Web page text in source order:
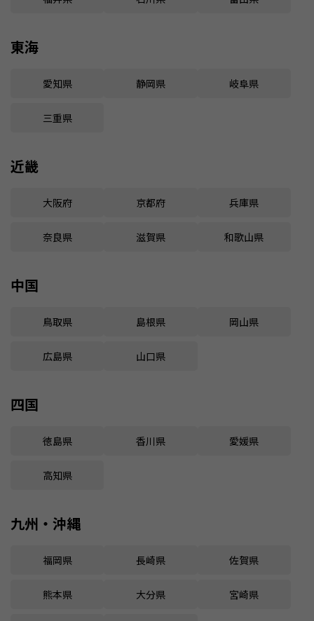
東海
愛知県 静岡県 岐阜県
三重県
近畿
大阪府 京都府 兵庫県
奈良県 滋賀県 和歌山県
中国
鳥取県 島根県 岡山県
広島県 山口県
四国
徳島県 香川県 愛媛県
高知県
九州・沖縄
福岡県 長崎県 佐賀県
熊本県 大分県 宮崎県